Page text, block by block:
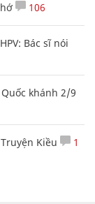
106
Bác sĩ nói
khánh 2/9
Kiều 1